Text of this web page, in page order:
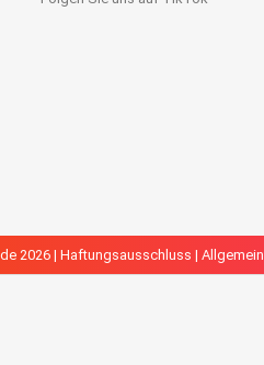
2026 | Haftungsausschluss |